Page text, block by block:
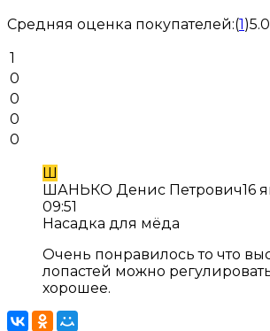
Средняя оценка покупателей:(1 )
1
0
0
0
0
Ш
ШАНЬКО Денис Петрович16
09:51
Насадка для мёда
Очень понравилось то что
лопастей можно
хорошее.